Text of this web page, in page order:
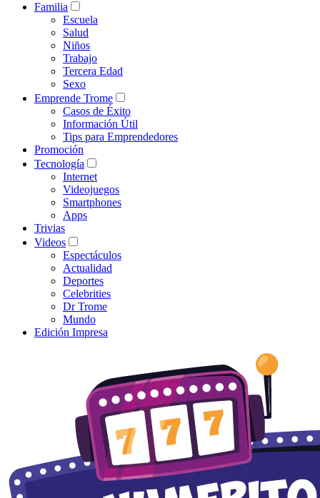
Familia
Escuela
Salud
Niños
Trabajo
Tercera Edad
Sexo
Emprende Trome
Casos de Éxito
Información Útil
Tips para Emprendedores
Promoción
Tecnología
Internet
Videojuegos
Smartphones
Apps
Trivias
Videos
Espectáculos
Actualidad
Deportes
Celebrities
Dr Trome
Mundo
Edición Impresa